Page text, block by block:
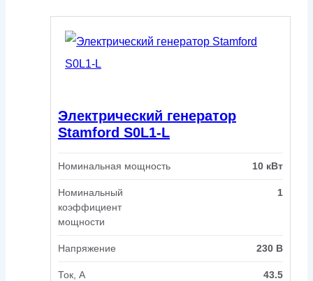
Электрический генератор
Stamford S0L1-L
Номинальная мощность 10 кВт
Номинальный
коэффициент
мощности
1
Напряжение 230 В
Ток, А 43.5